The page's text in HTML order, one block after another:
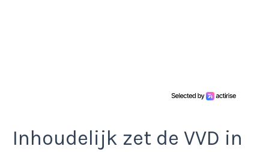
Inhoudelijk zet de VVD in